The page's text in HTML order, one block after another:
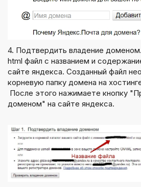
4. Подтвердить владение
html файл с названием и
сайте яндекса. Созданный файл
корневую папку домена на
После этого нажимаете кнопку
доменом" на сайте яндекса.